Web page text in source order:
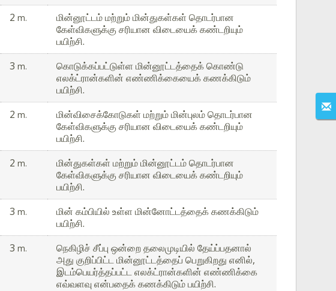
2 m.
மின்னூட்டம் மற்றும் மின்துகள்கள் தொடர்பான
கேள்விகளுக்கு சரியான விடையைக் கண்டறியும்
பயிற்சி.
3 m.
கொடுக்கப்பட்டுள்ள மின்னூட்டத்தைக் கொண்டு
எலக்ட்ரான்களின் எண்ணிக்கையைக் கணக்கிடும்
பயிற்சி.
2 m.
மின்விசைக்கோடுகள் மற்றும் மின்புலம் தொடர்பான
கேள்விகளுக்கு சரியான விடையைக் கண்டறியும்
பயிற்சி.
2 m.
மின்துகள்கள் மற்றும் மின்னூட்டம் தொடர்பான
கேள்விகளுக்கு சரியான விடையைக் கண்டறியும்
பயிற்சி.
3 m.
மின் கம்பியில் உள்ள மின்னோட்டத்தைக் கணக்கிடும்
பயிற்சி.
3 m.
நெகிழிச் சீப்பு ஒன்றை தலைமுடியில் தேய்ப்பதனால்
அது குறிப்பிட்ட மின்னூட்டத்தைப் பெறுகிறது எனில்,
இடம்பெயர்த்தப்பட்ட எலக்ட்ரான்களின் எண்ணிக்கை
எவ்வளவு என்பதைக் கணக்கிடும் பயிற்சி.